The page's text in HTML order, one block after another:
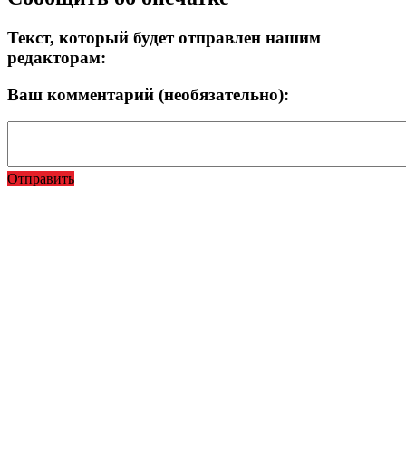
Текст, который будет отправлен нашим
редакторам:
Ваш комментарий (необязательно):
Отправить